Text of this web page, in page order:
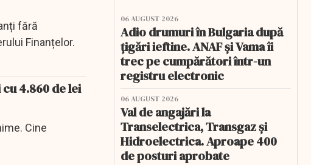
fără
Finanțelor.
4.860 de lei
Cine
06 AUGUST 2026
Adio drumuri în Bulgaria după
țigări ieftine. ANAF și Vama îi
trec pe cumpărători într-un
registru electronic
06 AUGUST 2026
Val de angajări la
Transelectrica, Transgaz și
Hidroelectrica. Aproape 400
de posturi aprobate